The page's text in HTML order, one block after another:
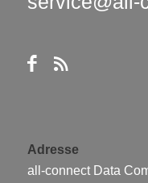
Adresse
all-connect Data